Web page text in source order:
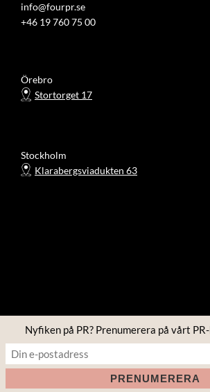
info@fourpr.se
+46 19 760 75 00
Örebro
Stortorget 17
Stockholm
Klarabergsviadukten 63
Copyright © 2026 Four
Inspiro Themeav
Nyfiken på PR? Prenumerera på vårt